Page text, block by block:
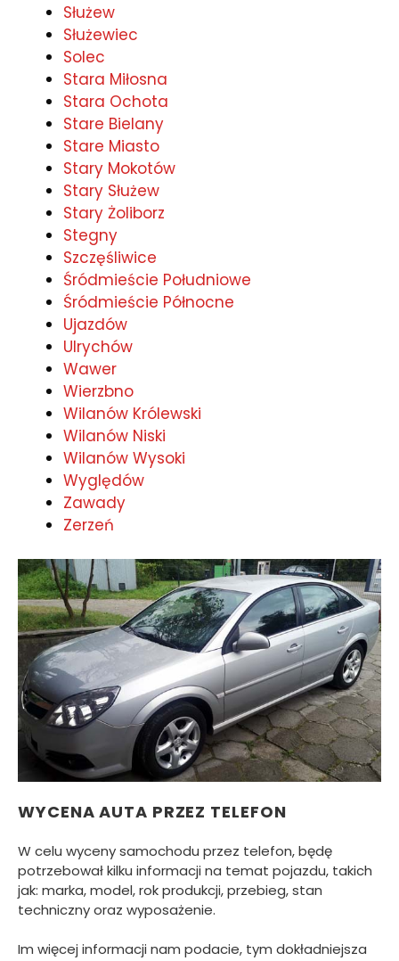
Służew
Służewiec
Solec
Stara Miłosna
Stara Ochota
Stare Bielany
Stare Miasto
Stary Mokotów
Stary Służew
Stary Żoliborz
Stegny
Szczęśliwice
Śródmieście Południowe
Śródmieście Północne
Ujazdów
Ulrychów
Wawer
Wierzbno
Wilanów Królewski
Wilanów Niski
Wilanów Wysoki
Wyględów
Zawady
Zerzeń
WYCENA AUTA PRZEZ TELEFON
W celu wyceny samochodu przez telefon, będę
potrzebował kilku informacji na temat pojazdu, takich
jak: marka, model, rok produkcji, przebieg, stan
techniczny oraz wyposażenie.
Im więcej informacji nam podacie, tym dokładniejsza